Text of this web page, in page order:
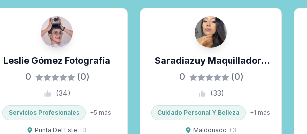
Leslie Gómez Fotografía
0
(0)
(34)
Servicios Profesionales +5 más
Punta Del Este +3
Saradiazuy Maquilladora
Profesional
0 (0)
(33)
Cuidado Personal Y Belleza +1 más
Maldonado +3